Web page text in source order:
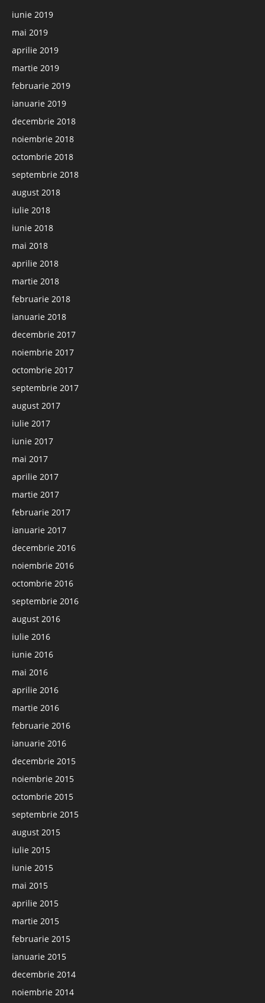
iunie 2019
mai 2019
aprilie 2019
martie 2019
februarie 2019
ianuarie 2019
decembrie 2018
noiembrie 2018
octombrie 2018
septembrie 2018
august 2018
iulie 2018
iunie 2018
mai 2018
aprilie 2018
martie 2018
februarie 2018
ianuarie 2018
decembrie 2017
noiembrie 2017
octombrie 2017
septembrie 2017
august 2017
iulie 2017
iunie 2017
mai 2017
aprilie 2017
martie 2017
februarie 2017
ianuarie 2017
decembrie 2016
noiembrie 2016
octombrie 2016
septembrie 2016
august 2016
iulie 2016
iunie 2016
mai 2016
aprilie 2016
martie 2016
februarie 2016
ianuarie 2016
decembrie 2015
noiembrie 2015
octombrie 2015
septembrie 2015
august 2015
iulie 2015
iunie 2015
mai 2015
aprilie 2015
martie 2015
februarie 2015
ianuarie 2015
decembrie 2014
noiembrie 2014